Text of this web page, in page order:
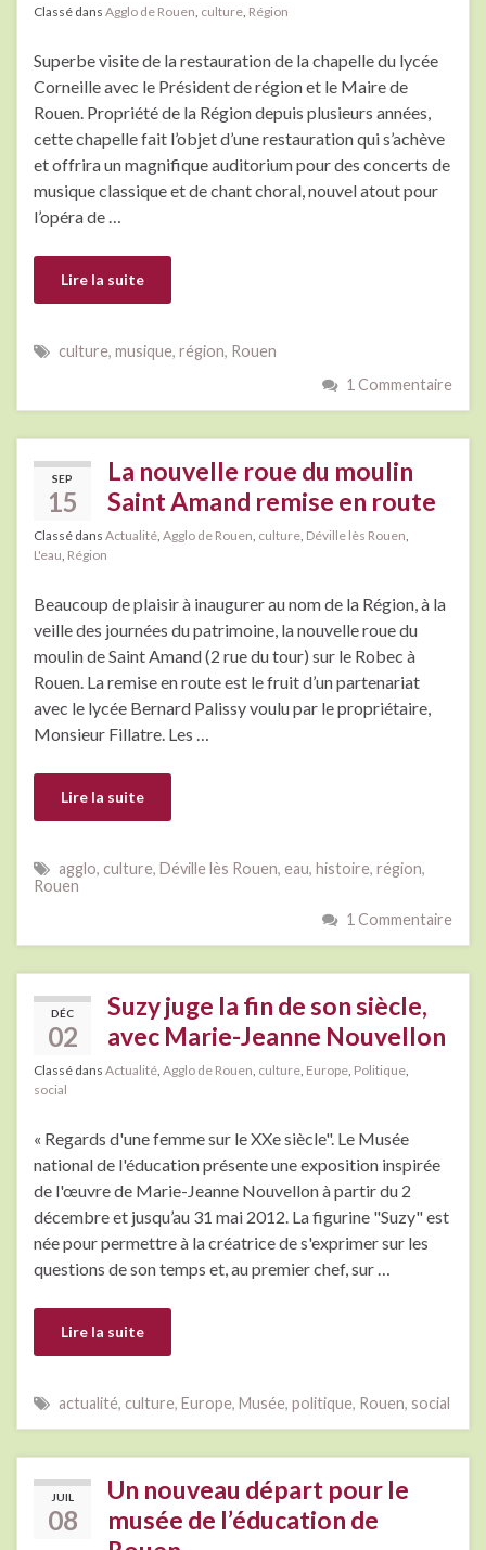
Classé dans Agglo de Rouen, culture, Région
Superbe visite de la restauration de la chapelle du lycée
Corneille avec le Président de région et le Maire de
Rouen. Propriété de la Région depuis plusieurs années,
cette chapelle fait l’objet d’une restauration qui s’achève
et offrira un magnifique auditorium pour des concerts de
musique classique et de chant choral, nouvel atout pour
l’opéra de …
Lire la suite
culture, musique, région, Rouen
1 Commentaire
SEP
15
La nouvelle roue du moulin
Saint Amand remise en route
Classé dans Actualité, Agglo de Rouen, culture, Déville lès Rouen,
L'eau, Région
Beaucoup de plaisir à inaugurer au nom de la Région, à la
veille des journées du patrimoine, la nouvelle roue du
moulin de Saint Amand (2 rue du tour) sur le Robec à
Rouen. La remise en route est le fruit d’un partenariat
avec le lycée Bernard Palissy voulu par le propriétaire,
Monsieur Fillatre. Les …
Lire la suite
agglo, culture, Déville lès Rouen, eau, histoire, région,
Rouen
1 Commentaire
DÉC
02
Suzy juge la fin de son siècle,
avec Marie-Jeanne Nouvellon
Classé dans Actualité, Agglo de Rouen, culture, Europe, Politique,
social
« Regards d'une femme sur le XXe siècle". Le Musée
national de l'éducation présente une exposition inspirée
de l'œuvre de Marie-Jeanne Nouvellon à partir du 2
décembre et jusqu’au 31 mai 2012. La figurine "Suzy" est
née pour permettre à la créatrice de s'exprimer sur les
questions de son temps et, au premier chef, sur …
Lire la suite
actualité, culture, Europe, Musée, politique, Rouen, social
JUIL
08
Un nouveau départ pour le
musée de l’éducation de